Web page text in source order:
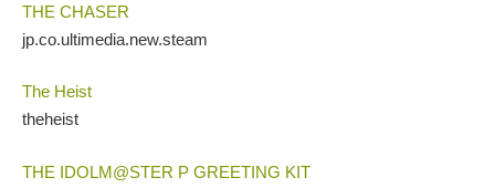
THE CHASER
jp.co.ultimedia.new.steam
The Heist
theheist
THE IDOLM@STER P GREETING KIT